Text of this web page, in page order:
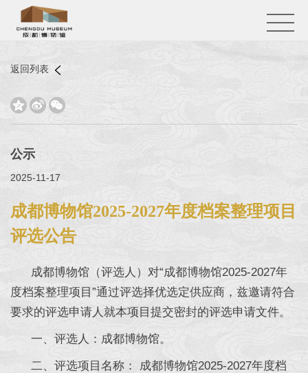
返回列表
  
公示
2025-11-17
成都博物馆2025-2027年度档案整理项目
评选公告
成都博物馆（评选人）对“成都博物馆2025-2027年
度档案整理项目”通过评选择优选定供应商，兹邀请符合
要求的评选申请人就本项目提交密封的评选申请文件。
一、评选人：成都博物馆。
二、评选项目名称： 成都博物馆2025-2027年度档